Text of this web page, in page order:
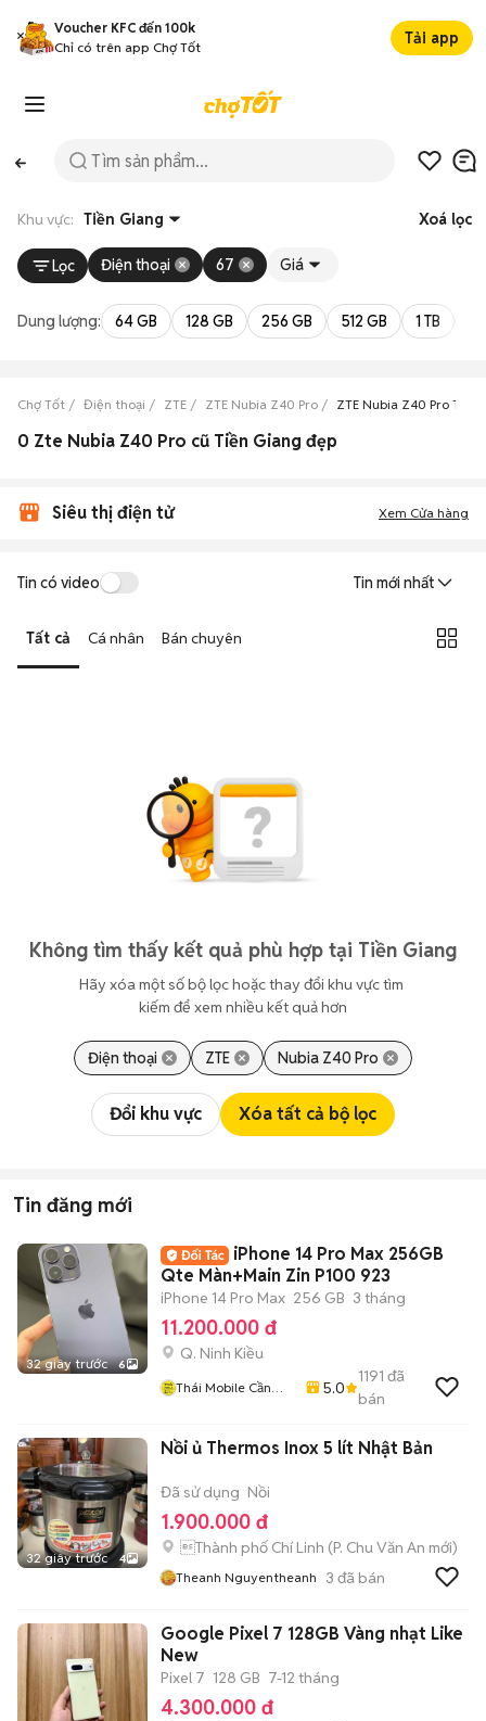
Voucher KFC đến 100k
Chỉ có trên app Chợ Tốt
Tải app
Khu vực: Tiền Giang Xoá lọc
Lọc Điện thoại 67 Giá
Dung lượng: 64 GB 128 GB 256 GB 512 GB 1 TB
Chợ Tốt Điện thoại ZTE ZTE Nubia Z40 Pro ZTE Nubia Z40 Pro Tiền
0 Zte Nubia Z40 Pro cũ Tiền Giang đẹp
Siêu thị điện tử Xem Cửa hàng
Tin có video Tin mới nhất
Tất cả Cá nhân Bán chuyên
Không tìm thấy kết quả phù hợp tại Tiền Giang
Hãy xóa một số bộ lọc hoặc thay đổi khu vực tìm
kiếm để xem nhiều kết quả hơn
Điện thoại ZTE Nubia Z40 Pro
Đổi khu vực Xóa tất cả bộ lọc
Tin đăng mới
32 giây trước 6
iPhone 14 Pro Max 256GB
Qte Màn+Main Zin P100 923
iPhone 14 Pro Max 256 GB 3 tháng
11.200.000 đ
Q. Ninh Kiều
Thái Mobile Cần
5.0
1191 đã
bán
32 giây trước 4
Nồi ủ Thermos Inox 5 lít Nhật Bản
Đã sử dụng Nồi
1.900.000 đ
Thành phố Chí Linh (P. Chu Văn An mới)
Theanh Nguyentheanh 3 đã bán
Google Pixel 7 128GB Vàng nhạt Like
New
Pixel 7 128 GB 7-12 tháng
4.300.000 đ